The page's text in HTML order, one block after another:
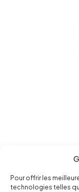
Pour offrir les
technologies telles